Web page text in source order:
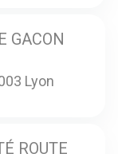
GACON
Lyon
ROUTE